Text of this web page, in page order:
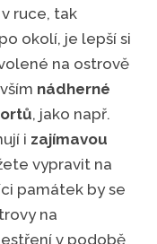
ruce, tak
okolí, je lepší si
na ostrově
nádherné
, jako např.
i zajímavou
vypravit na
památek by se
na
v podobě